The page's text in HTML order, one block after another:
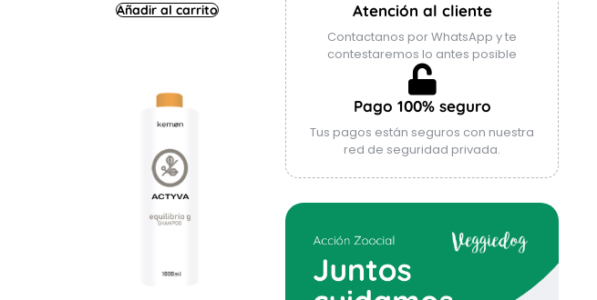
Añadir al carrito Atención al cliente
Contactanos por WhatsApp y te
contestaremos lo antes posible
Pago 100% seguro
Tus pagos están seguros con nuestra
red de seguridad privada.